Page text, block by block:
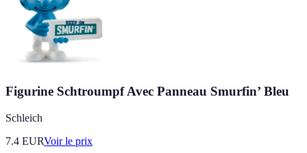
Figurine Schtroumpf Avec Panneau Smurfin’ Bleu
Schleich
7.4 EURVoir le prix